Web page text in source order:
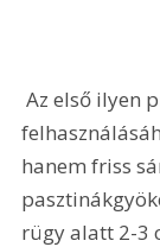
Az első ilyen praktika a leveszöldségek
hanem friss
rügy alatt 2-3